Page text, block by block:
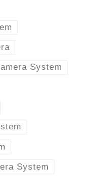
System
System